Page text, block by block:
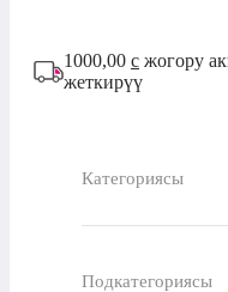
1000,00 с жогору
жеткирүү
Категориясы
Подкатегориясы